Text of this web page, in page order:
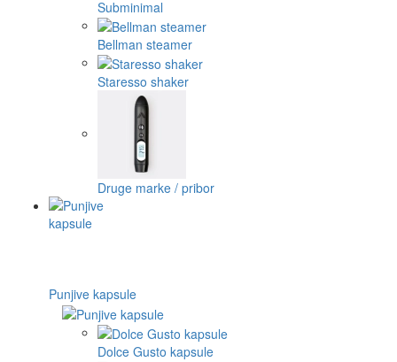
Subminimal
Bellman steamer
Staresso shaker
Druge marke / pribor
Punjive kapsule
Dolce Gusto kapsule